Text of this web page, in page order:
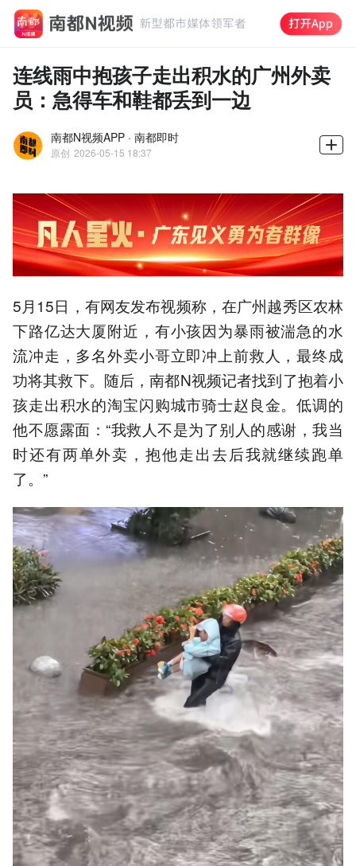
连线雨中抱孩子走出积水的广州外卖
员：急得车和鞋都丢到一边
南都N视频APP · 南都即时
原创 2026-05-15 18:37
5月15日，有网友发布视频称，在广州越秀区农林
下路亿达大厦附近，有小孩因为暴雨被湍急的水
流冲走，多名外卖小哥立即冲上前救人，最终成
功将其救下。随后，南都N视频记者找到了抱着小
孩走出积水的淘宝闪购城市骑士赵良金。低调的
他不愿露面：“我救人不是为了别人的感谢，我当
时还有两单外卖，抱他走出去后我就继续跑单
了。”